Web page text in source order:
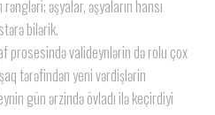
əşyalar, əşyaların hansı
bilərik.
prosesində valideynlərin də rolu çox
tərəfindən yeni vərdişlərin
gün ərzində övladı ilə keçirdiyi